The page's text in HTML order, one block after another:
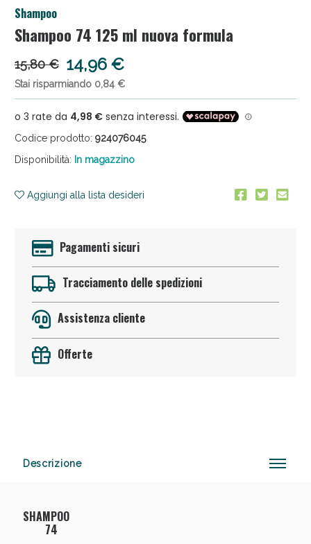
Shampoo
Shampoo 74 125 ml nuova formula
15,80 € 14,96 €
Stai risparmiando 0,84 €
Codice prodotto: 924076045
Disponibilità: In magazzino
Aggiungi alla lista desideri
Pagamenti sicuri
Tracciamento delle spedizioni
Assistenza cliente
Offerte
Descrizione
SHAMPOO
74
Salini e Multivitaminici: oggi Sconto extra fino al
Anticellulite e Fanghi: Sconto fino al 40% valido
oggi!